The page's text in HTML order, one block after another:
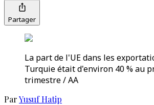
Partager
La part de l'UE dans les
Turquie était d'environ 40 % au
trimestre / AA
ParYusuf Hatip